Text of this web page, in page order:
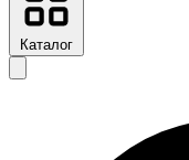
Каталог